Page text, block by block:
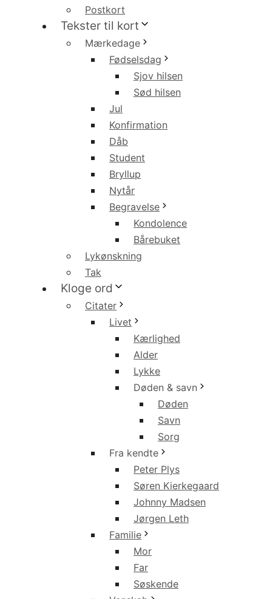
Postkort
Tekster til kort
Mærkedage
Fødselsdag
Sjov hilsen
Sød hilsen
Jul
Konfirmation
Dåb
Student
Bryllup
Nytår
Begravelse
Kondolence
Bårebuket
Lykønskning
Tak
Kloge ord
Citater
Livet
Kærlighed
Alder
Lykke
Døden & savn
Døden
Savn
Sorg
Fra kendte
Peter Plys
Søren Kierkegaard
Johnny Madsen
Jørgen Leth
Familie
Mor
Far
Søskende